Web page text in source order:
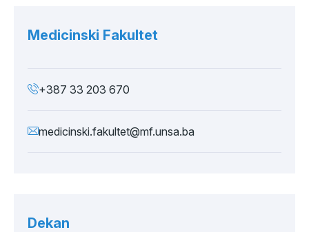
Medicinski Fakultet
+387 33 203 670
medicinski.fakultet@mf.unsa.ba
Dekan